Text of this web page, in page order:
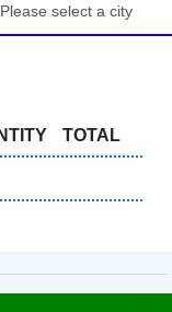
TOTAL